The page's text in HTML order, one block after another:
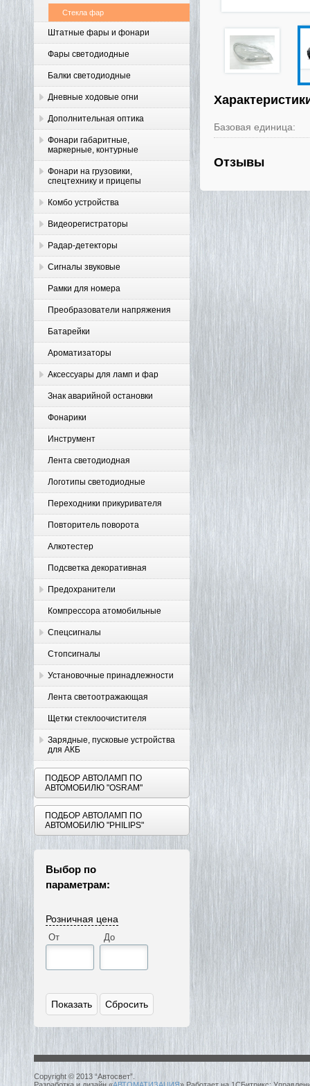
Стекла фар
Штатные фары и фонари
Фары светодиодные
Балки светодиодные
Дневные ходовые огни
Дополнительная оптика
Фонари габаритные,
маркерные, контурные
Фонари на грузовики,
спецтехнику и прицепы
Комбо устройства
Видеорегистраторы
Радар-детекторы
Сигналы звуковые
Рамки для номера
Преобразователи напряжения
Батарейки
Ароматизаторы
Аксессуары для ламп и фар
Знак аварийной остановки
Фонарики
Инструмент
Лента светодиодная
Логотипы светодиодные
Переходники прикуривателя
Повторитель поворота
Алкотестер
Подсветка декоративная
Предохранители
Компрессора атомобильные
Спецсигналы
Стопсигналы
Установочные принадлежности
Лента светоотражающая
Щетки стеклоочистителя
Зарядные, пусковые устройства
для АКБ
ПОДБОР АВТОЛАМП ПО
АВТОМОБИЛЮ "OSRAM"
ПОДБОР АВТОЛАМП ПО
АВТОМОБИЛЮ "PHILIPS"
Выбор по
параметрам:
Розничная цена
От До
Базовая единица:
Отзывы
Copyright © 2013 “Автосвет”.